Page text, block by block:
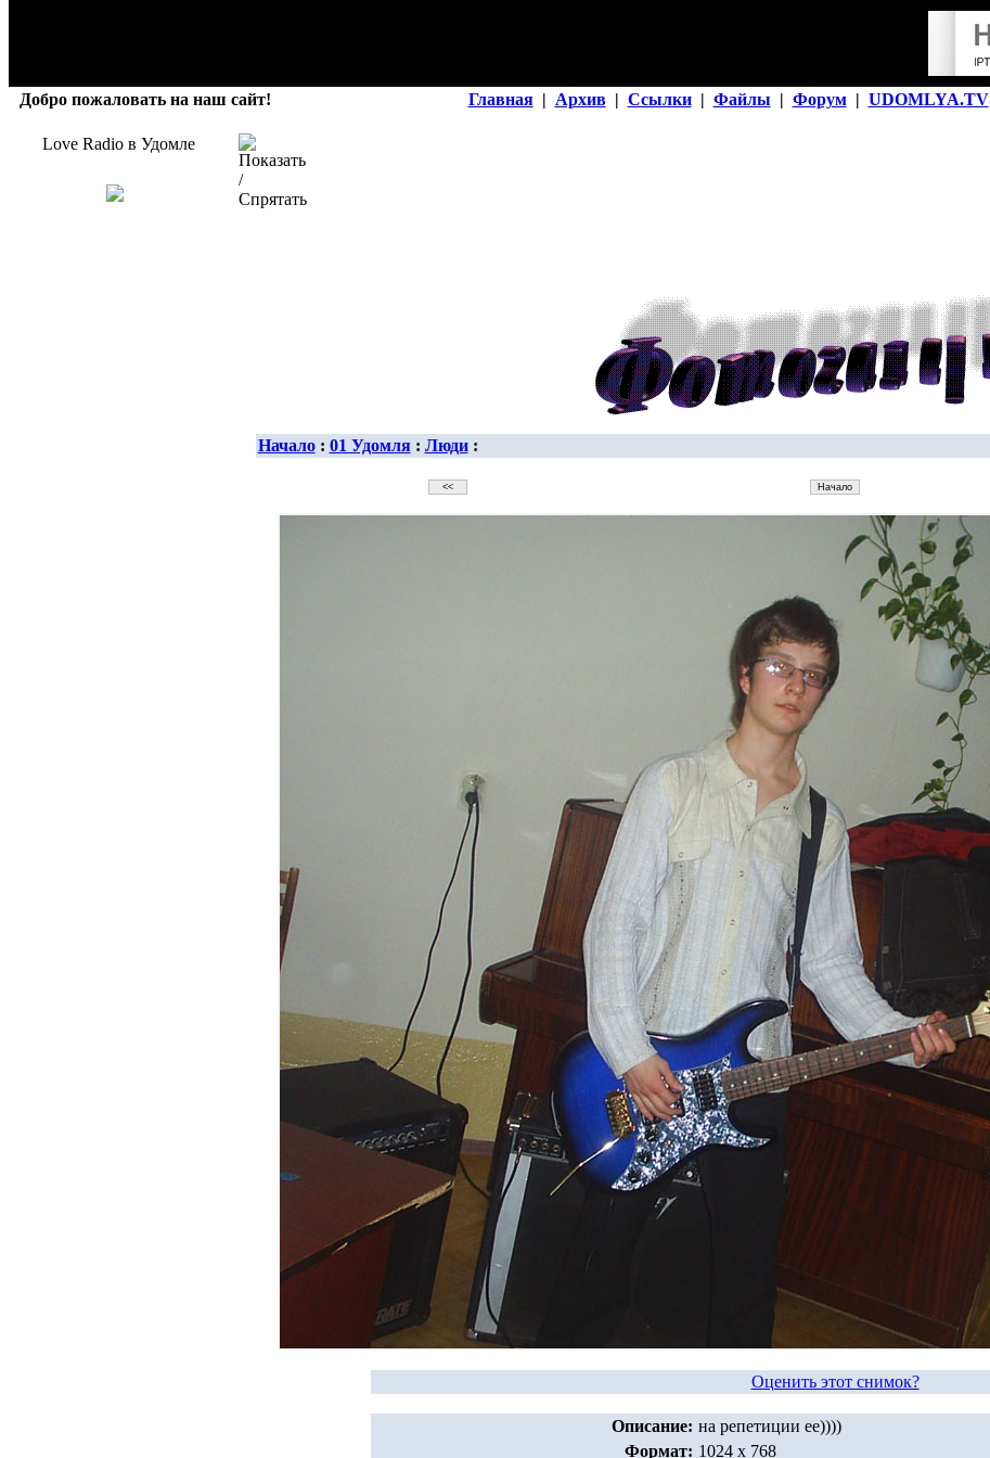
Добро пожаловать на наш сайт! Главная | Архив | Ссылки | Файлы | Форум | UDOMLYA.TV
Love Radio в Удомле
Начало: 01 Удомля: Люди:
Оценить этот снимок?
Описание: на репетиции ее))))
Формат: 1024 x 768